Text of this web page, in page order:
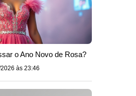
o Ano Novo de Rosa?
às 23:46